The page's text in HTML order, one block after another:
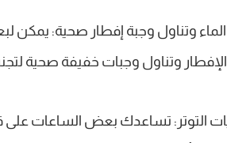
الماء وتناول وجبة إفطار صحية: يمكن
وتناول وجبات خفيفة صحية
التوتر: تساعدك بعض الساعات